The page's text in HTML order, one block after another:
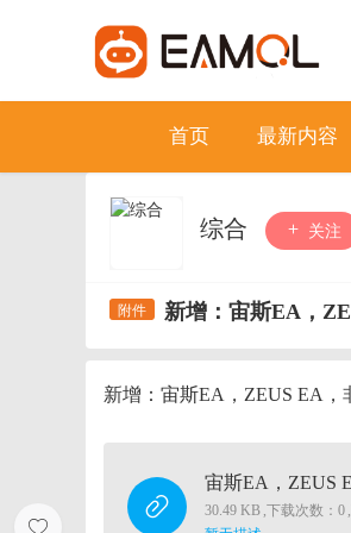
首页 最新内容
综合 关注
新增：宙斯EA，
新增：宙斯EA，ZEUS EA
宙斯EA，ZEUS
30.49 KB ,下载次数：0 ,